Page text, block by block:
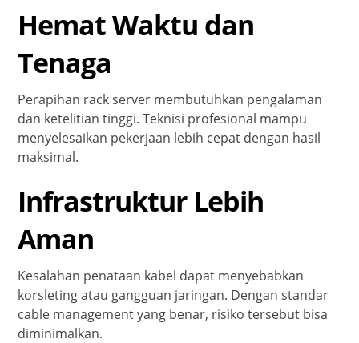
Hemat Waktu dan
Tenaga
Perapihan rack server membutuhkan pengalaman
dan ketelitian tinggi. Teknisi profesional mampu
menyelesaikan pekerjaan lebih cepat dengan hasil
maksimal.
Infrastruktur Lebih
Aman
Kesalahan penataan kabel dapat menyebabkan
korsleting atau gangguan jaringan. Dengan standar
cable management yang benar, risiko tersebut bisa
diminimalkan.